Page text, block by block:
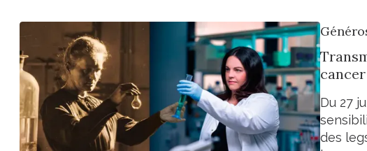
cancer
Du 27
des